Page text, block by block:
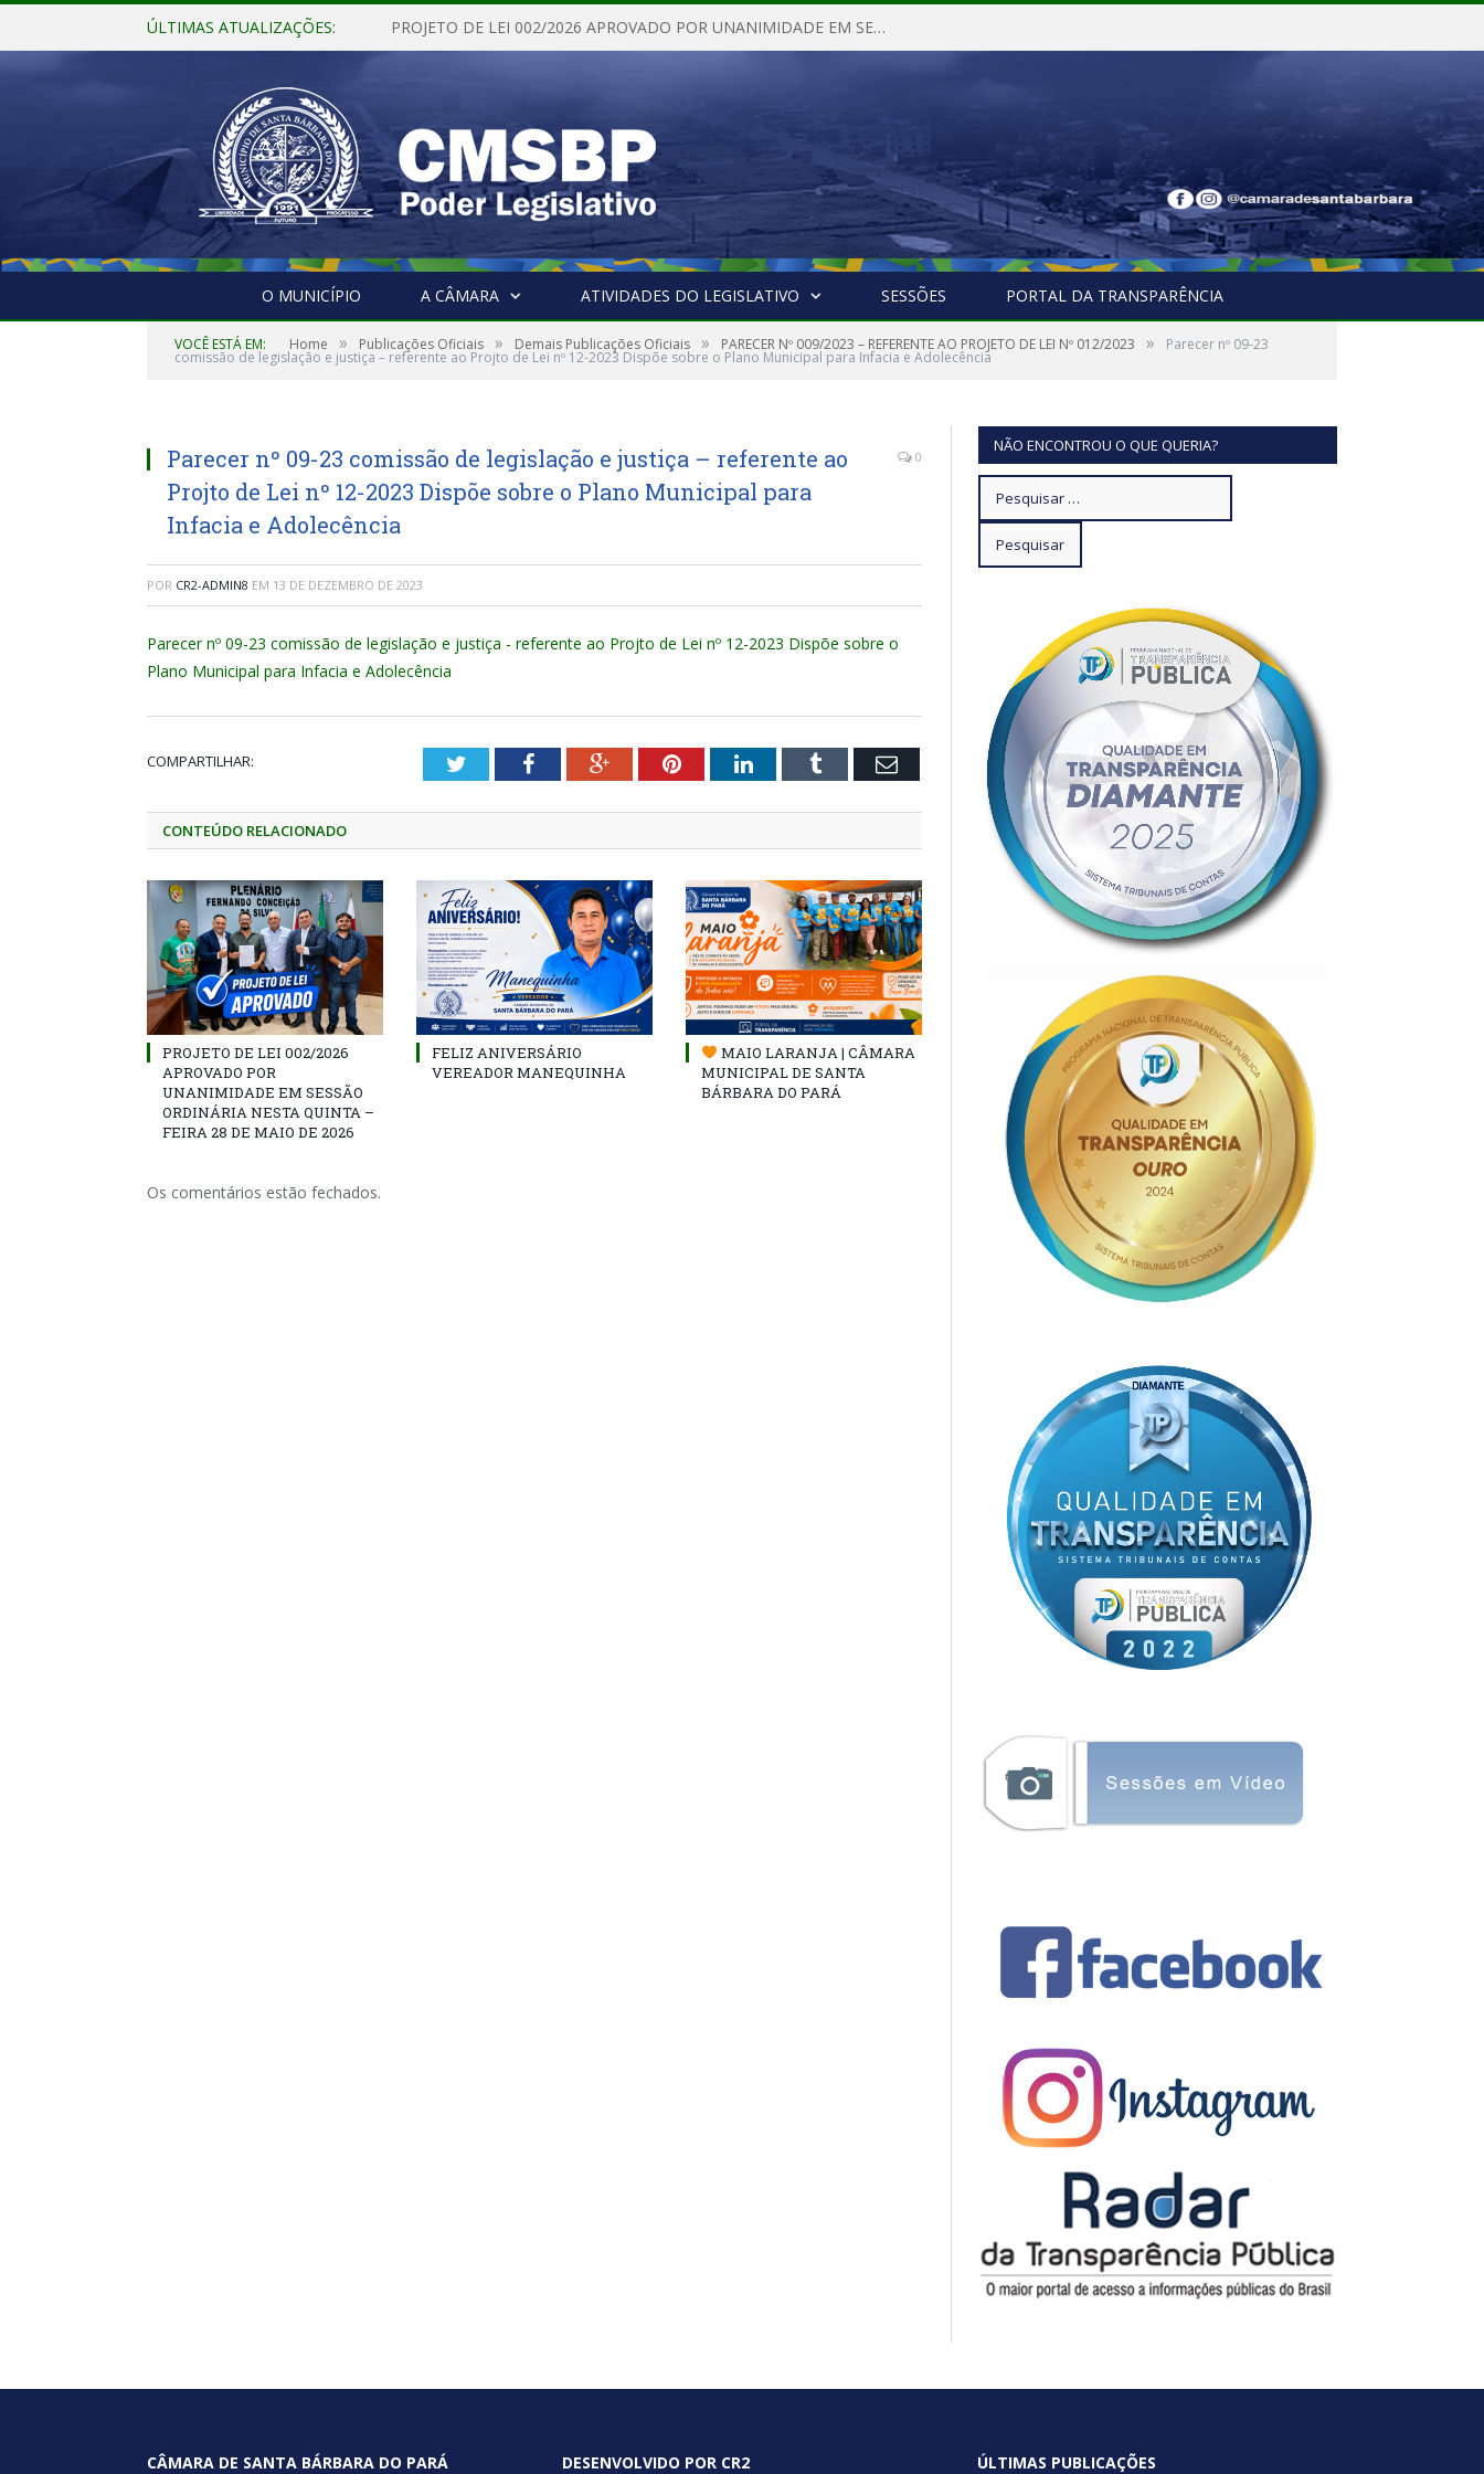
ÚLTIMAS ATUALIZAÇÕES: PROJETO DE LEI 002/2026 APROVADO POR UNANIMIDADE EM SESSÃO ORDINÁRIA NESTA QUINTA – FEIRA 28 DE MAIO DE 2026
O MUNICÍPIO A CÂMARA ATIVIDADES DO LEGISLATIVO SESSÕES PORTAL DA TRANSPARÊNCIA
VOCÊ ESTÁ EM: Home » Publicações Oficiais » Demais Publicações Oficiais » PARECER Nº 009/2023 – REFERENTE AO PROJETO DE LEI Nº 012/2023 » Parecer nº 09-23
comissão de legislação e justiça – referente ao Projto de Lei nº 12-2023 Dispõe sobre o Plano Municipal para Infacia e Adolecência
Parecer nº 09-23 comissão de legislação e justiça – referente ao
Projto de Lei nº 12-2023 Dispõe sobre o Plano Municipal para
Infacia e Adolecência
0
POR CR2-ADMIN8 EM 13 DE DEZEMBRO DE 2023
Parecer nº 09-23 comissão de legislação e justiça - referente ao Projto de Lei nº 12-2023 Dispõe sobre o
Plano Municipal para Infacia e Adolecência
COMPARTILHAR: TwitterFacebookGoogle+PinterestLinkedInTumblr Email
CONTEÚDO RELACIONADO
PROJETO DE LEI 002/2026
APROVADO POR
UNANIMIDADE EM SESSÃO
ORDINÁRIA NESTA QUINTA –
FEIRA 28 DE MAIO DE 2026
FELIZ ANIVERSÁRIO
VEREADOR MANEQUINHA
MAIO LARANJA | CÂMARA
MUNICIPAL DE SANTA
BÁRBARA DO PARÁ
Os comentários estão fechados.
NÃO ENCONTROU O QUE QUERIA?
CÂMARA DE SANTA BÁRBARA DO PARÁ DESENVOLVIDO POR CR2 ÚLTIMAS PUBLICAÇÕES